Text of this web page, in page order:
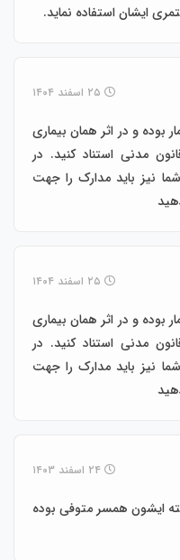
ایشان استفاده نماید.
بوده و در اثر همان بیماری
شود میتوانید به ماده 945 قانون مدنی استناد کنید. در
نیز باید مدارک را جهت
بوده و در اثر همان بیماری
شود میتوانید به ماده 945 قانون مدنی استناد کنید. در
نیز باید مدارک را جهت
ایشون همسر متوفی بوده